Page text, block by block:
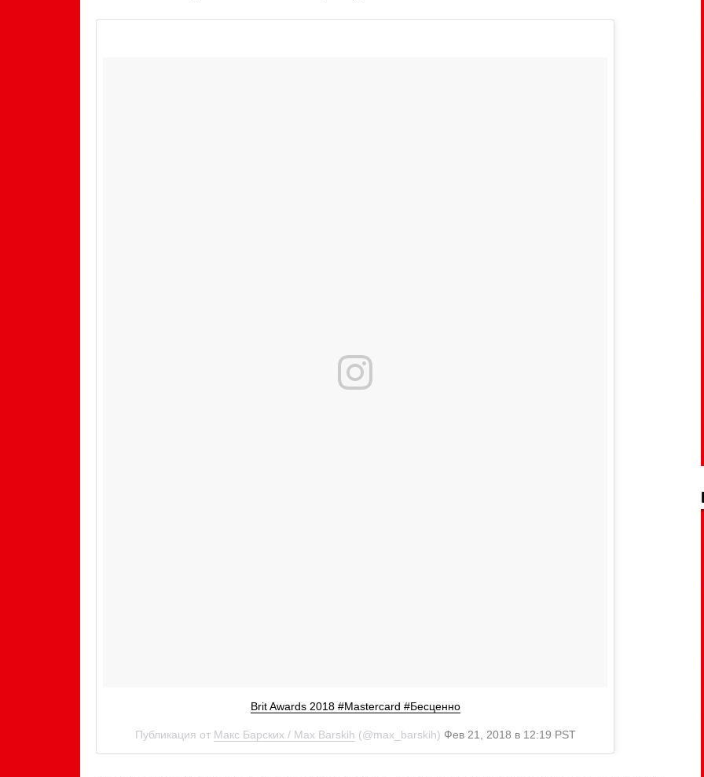
Brit Awards 2018 #Mastercard #Бесценно
Публикация от Макс Барских / Max Barskih (@max_barskih) Фев 21, 2018 в 12:19 PST